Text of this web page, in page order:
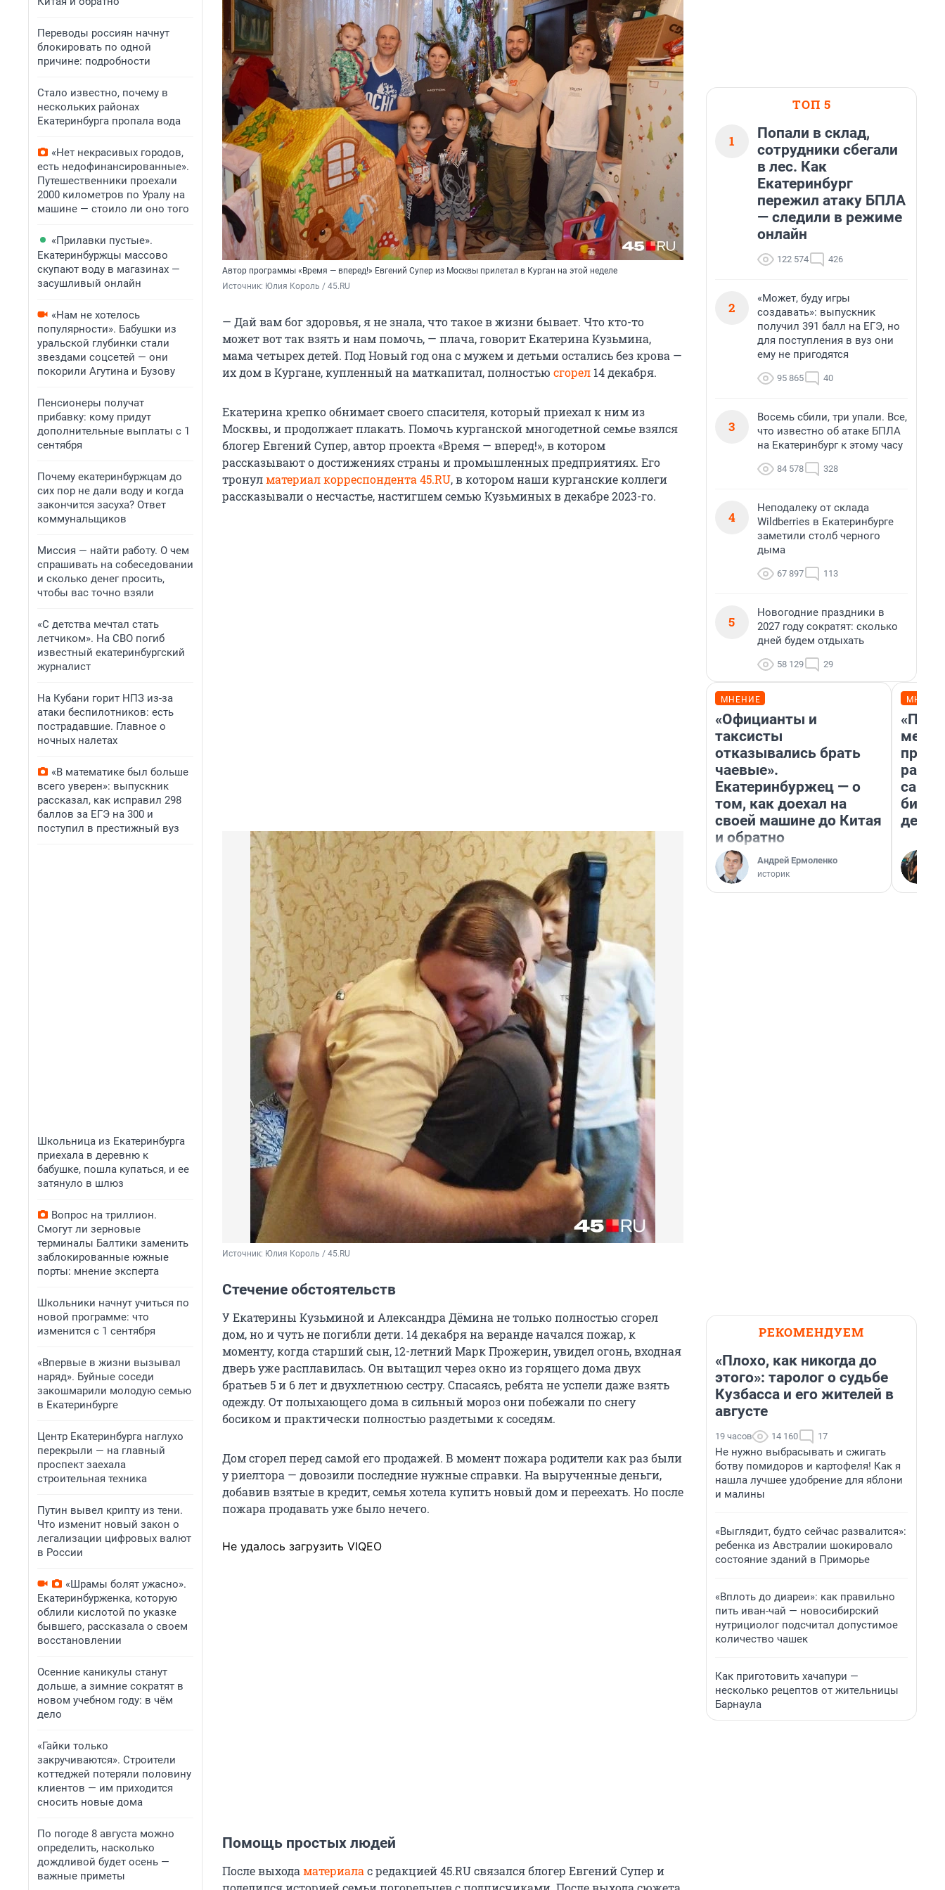
Переводы россиян начнут
блокировать по одной
причине: подробности
Стало известно, почему в
нескольких районах
Екатеринбурга пропала вода
«Нет некрасивых городов,
есть недофинансированные».
Путешественники проехали
2000 километров по Уралу на
машине — стоило ли оно того
«Прилавки пустые».
Екатеринбуржцы массово
скупают воду в магазинах —
засушливый онлайн
«Нам не хотелось
популярности». Бабушки из
уральской глубинки стали
звездами соцсетей — они
покорили Агутина и Бузову
Пенсионеры получат
прибавку: кому придут
дополнительные выплаты с 1
сентября
Почему екатеринбуржцам до
сих пор не дали воду и когда
закончится засуха? Ответ
коммунальщиков
Миссия — найти работу. О чем
спрашивать на собеседовании
и сколько денег просить,
чтобы вас точно взяли
«С детства мечтал стать
летчиком». На СВО погиб
известный екатеринбургский
журналист
На Кубани горит НПЗ из-за
атаки беспилотников: есть
пострадавшие. Главное о
ночных налетах
«В математике был больше
всего уверен»: выпускник
рассказал, как исправил 298
баллов за ЕГЭ на 300 и
поступил в престижный вуз
Школьница из Екатеринбурга
приехала в деревню к
бабушке, пошла купаться, и ее
затянуло в шлюз
Вопрос на триллион.
Смогут ли зерновые
терминалы Балтики заменить
заблокированные южные
порты: мнение эксперта
Школьники начнут учиться по
новой программе: что
изменится с 1 сентября
«Впервые в жизни вызывал
наряд». Буйные соседи
закошмарили молодую семью
в Екатеринбурге
Центр Екатеринбурга наглухо
перекрыли — на главный
проспект заехала
строительная техника
Путин вывел крипту из тени.
Что изменит новый закон о
легализации цифровых валют
в России
«Шрамы болят ужасно».
Екатеринбурженка, которую
облили кислотой по указке
бывшего, рассказала о своем
восстановлении
Осенние каникулы станут
дольше, а зимние сократят в
новом учебном году: в чём
дело
«Гайки только
закручиваются». Строители
коттеджей потеряли половину
клиентов — им приходится
сносить новые дома
По погоде 8 августа можно
определить, насколько
дождливой будет осень —
важные приметы
Автор программы «Время — вперед!» Евгений Супер из Москвы прилетал в Курган на этой неделе
Источник: Юлия Король / 45.RU
— Дай вам бог здоровья, я не знала, что такое в жизни бывает. Что кто-то
может вот так взять и нам помочь, — плача, говорит Екатерина Кузьмина,
мама четырех детей. Под Новый год она с мужем и детьми остались без крова —
их дом в Кургане, купленный на маткапитал, полностью сгорел 14 декабря.
Екатерина крепко обнимает своего спасителя, который приехал к ним из
Москвы, и продолжает плакать. Помочь курганской многодетной семье взялся
блогер Евгений Супер, автор проекта «Время — вперед!», в котором
рассказывают о достижениях страны и промышленных предприятиях. Его
тронулматериал корреспондента 45.RU, в котором наши курганские коллеги
рассказывали о несчастье, настигшем семью Кузьминых в декабре 2023-го.
Источник: Юлия Король / 45.RU
Стечение обстоятельств
У Екатерины Кузьминой и Александра Дёмина не только полностью сгорел
дом, но и чуть не погибли дети. 14 декабря на веранде начался пожар, к
моменту, когда старший сын, 12-летний Марк Прожерин, увидел огонь, входная
дверь уже расплавилась. Он вытащил через окно из горящего дома двух
братьев 5 и 6 лет и двухлетнюю сестру. Спасаясь, ребята не успели даже взять
одежду. От полыхающего дома в сильный мороз они побежали по снегу
босиком и практически полностью раздетыми к соседям.
Дом сгорел перед самой его продажей. В момент пожара родители как раз были
у риелтора — довозили последние нужные справки. На вырученные деньги,
добавив взятые в кредит, семья хотела купить новый дом и переехать. Но после
пожара продавать уже было нечего.
Не удалось загрузить VIQEO
Помощь простых людей
После выхода материала с редакцией 45.RU связался блогер Евгений Супер и
ТОП 5
1
Попали в склад,
сотрудники сбегали
в лес. Как
Екатеринбург
пережил атаку БПЛА
— следили в режиме
онлайн
122 574 426
2
«Может, буду игры
создавать»: выпускник
получил 391 балл на ЕГЭ, но
для поступления в вуз они
ему не пригодятся
95 865 40
3
Восемь сбили, три упали. Все,
что известно об атаке БПЛА
на Екатеринбург к этому часу
84 578 328
4
Неподалеку от склада
Wildberries в Екатеринбурге
заметили столб черного
дыма
67 897 113
5
Новогодние праздники в
2027 году сократят: сколько
дней будем отдыхать
58 129 29
МНЕНИЕ
«Официанты и
таксисты
отказывались брать
чаевые».
Екатеринбуржец — о
том, как доехал на
своей машине до Китая
и обратно
Андрей Ермоленко
историк
РЕКОМЕНДУЕМ
«Плохо, как никогда до
этого»: таролог о судьбе
Кузбасса и его жителей в
августе
19 часов 14 160 17
Не нужно выбрасывать и сжигать
ботву помидоров и картофеля! Как я
нашла лучшее удобрение для яблони
и малины
«Выглядит, будто сейчас развалится»:
ребенка из Австралии шокировало
состояние зданий в Приморье
«Вплоть до диареи»: как правильно
пить иван-чай — новосибирский
нутрициолог подсчитал допустимое
количество чашек
Как приготовить хачапури —
несколько рецептов от жительницы
Барнаула